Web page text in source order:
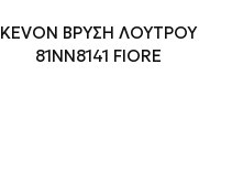
KEVON ΒΡΥΣΗ ΛΟΥΤΡΟΥ
81NN8141 FIORE